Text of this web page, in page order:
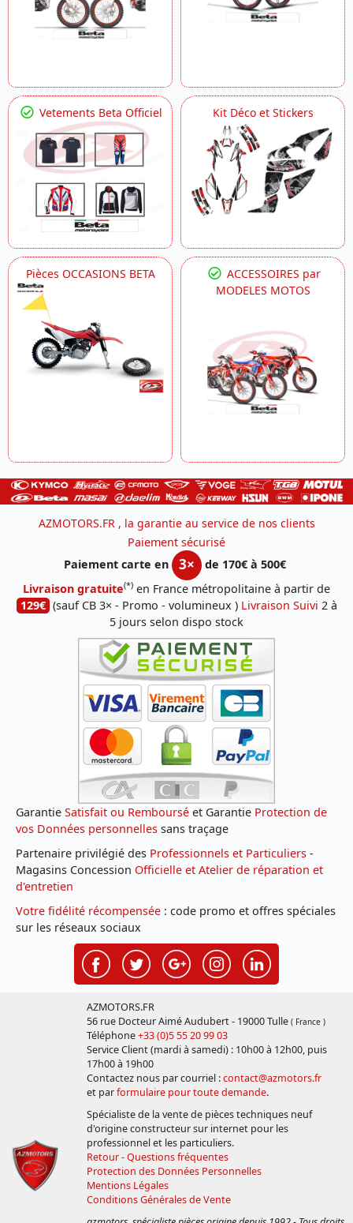
Vetements Beta Officiel Kit Déco et Stickers
Pièces OCCASIONS BETA
ACCESSOIRES par
MODELES MOTOS
AZMOTORS.FR , la garantie au service de nos clients
Paiement sécurisé
Paiement carte en
3×
de 170€ à 500€
Livraison gratuite(*) en France métropolitaine à partir de
129€ (sauf CB 3× - Promo - volumineux ) Livraison Suivi 2 à
5 jours selon dispo stock
Garantie Satisfait ou Remboursé et Garantie Protection de
vos Données personnelles sans traçage
Partenaire privilégié des Professionnels et Particuliers -
Magasins Concession Officielle et Atelier de réparation et
d'entretien
Votre fidélité récompensée : code promo et offres spéciales
sur les réseaux sociaux
AZMOTORS.FR
56 rue Docteur Aimé Audubert - 19000 Tulle ( France )
Téléphone+33 (0)5 55 20 99 03
Service Client (mardi à samedi) : 10h00 à 12h00, puis
17h00 à 19h00
Contactez nous par courriel :contact@azmotors.fr
et parformulaire pour toute demande.
Spécialiste de la vente de pièces techniques neuf
d'origine constructeur sur internet pour les
professionnel et les particuliers.
Retour - Questions fréquentes
Protection des Données Personnelles
Mentions Légales
Conditions Générales de Vente